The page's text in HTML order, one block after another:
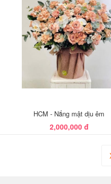
HCM - Nắng mật dịu êm
2,000,000 đ